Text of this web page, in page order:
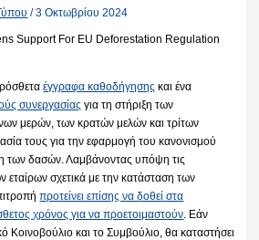
/3 Οκτωβρίου 2024
έγγραφα καθοδήγησης και ένα
συνεργασίας για τη στήριξη των
μερών, των κρατών μελών και τρίτων
τους για την εφαρμογή του κανονισμού
των δασών. Λαμβάνοντας υπόψη τις
εταίρων σχετικά με την κατάσταση των
προτείνει επίσης να δοθεί στα
χρόνος για να προετοιμαστούν. Εάν
Κοινοβούλιο και το Συμβούλιο, θα καταστήσει